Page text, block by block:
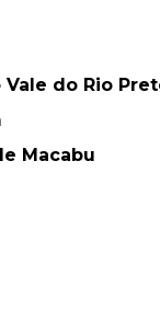
Vale do Rio
Macabu